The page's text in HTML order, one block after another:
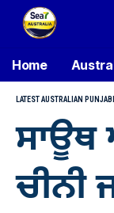
Home
LATEST AUSTRALIAN
ਸਾਊਥ
ਚੀਨੀ